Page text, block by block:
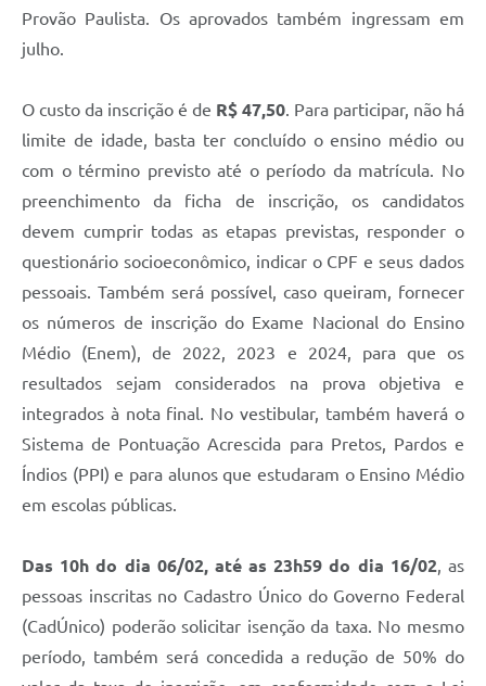
Provão Paulista. Os aprovados também ingressam em
julho.
O custo da inscrição é de R$ 47,50. Para participar, não há
limite de idade, basta ter concluído o ensino médio ou
com o término previsto até o período da matrícula. No
preenchimento da ficha de inscrição, os candidatos
devem cumprir todas as etapas previstas, responder o
questionário socioeconômico, indicar o CPF e seus dados
pessoais. Também será possível, caso queiram, fornecer
os números de inscrição do Exame Nacional do Ensino
Médio (Enem), de 2022, 2023 e 2024, para que os
resultados sejam considerados na prova objetiva e
integrados à nota final. No vestibular, também haverá o
Sistema de Pontuação Acrescida para Pretos, Pardos e
Índios (PPI) e para alunos que estudaram o Ensino Médio
em escolas públicas.
Das 10h do dia 06/02, até as 23h59 do dia 16/02, as
pessoas inscritas no Cadastro Único do Governo Federal
(CadÚnico) poderão solicitar isenção da taxa. No mesmo
período, também será concedida a redução de 50% do